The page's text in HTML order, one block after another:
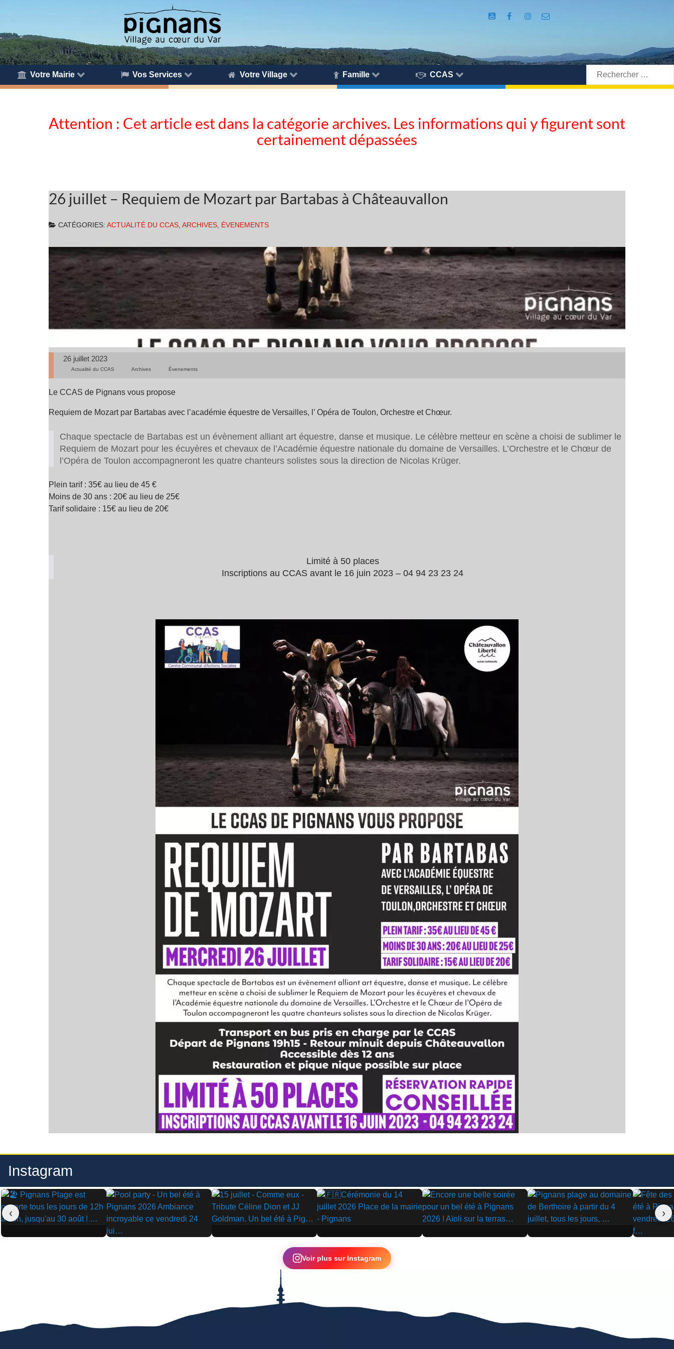
Votre Mairie Vos Services Votre Village Famille CCAS
Rechercher:
Attention : Cet article est dans la catégorie archives. Les informations qui y figurent sont
certainement dépassées
26 juillet – Requiem de Mozart par Bartabas à Châteauvallon
CATÉGORIES: ACTUALITÉ DU CCAS ARCHIVES ÉVENEMENTS
26 juillet 2023
Actualité du CCAS Archives Évenements
Le CCAS de Pignans vous propose
Requiem de Mozart par Bartabas avec l’académie équestre de Versailles, l’ Opéra de Toulon, Orchestre et Chœur.
Chaque spectacle de Bartabas est un évènement alliant art équestre, danse et musique. Le célèbre metteur en scène a choisi de sublimer le
Requiem de Mozart pour les écuyères et chevaux de l’Académie équestre nationale du domaine de Versailles. L’Orchestre et le Chœur de
l’Opéra de Toulon accompagneront les quatre chanteurs solistes sous la direction de Nicolas Krüger.
Plein tarif : 35€ au lieu de 45 €
Moins de 30 ans : 20€ au lieu de 25€
Tarif solidaire : 15€ au lieu de 20€
Limité à 50 places
Inscriptions au CCAS avant le 16 juin 2023 – 04 94 23 23 24
Instagram
▶
▶
▶ ▶ ▶ ▶
▶
‹ ›
Voir plus sur Instagram